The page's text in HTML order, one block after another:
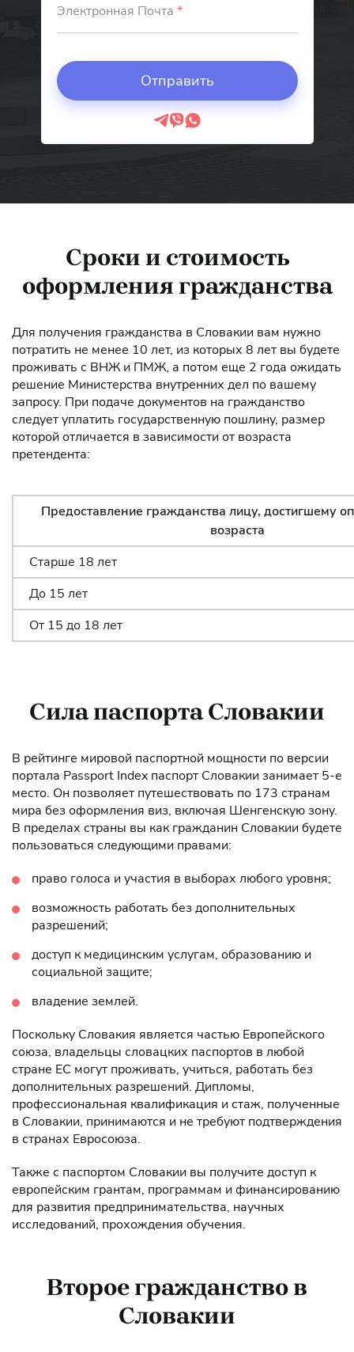
Электронная Почта *
Сроки и стоимость
оформления гражданства
Для получения гражданства в Словакии вам нужно
потратить не менее 10 лет, из которых 8 лет вы будете
проживать с ВНЖ и ПМЖ, а потом еще 2 года ожидать
решение Министерства внутренних дел по вашему
запросу. При подаче документов на гражданство
следует уплатить государственную пошлину, размер
которой отличается в зависимости от возраста
претендента:
Предоставление гражданства лицу, достигшему
возраста
Старше 18 лет
До 15 лет
От 15 до 18 лет
Сила паспорта Словакии
В рейтинге мировой паспортной мощности по версии
портала Passport Index паспорт Словакии занимает 5-е
место. Он позволяет путешествовать по 173 странам
мира без оформления виз, включая Шенгенскую зону.
В пределах страны вы как гражданин Словакии будете
пользоваться следующими правами:
право голоса и участия в выборах любого уровня;
возможность работать без дополнительных
разрешений;
доступ к медицинским услугам, образованию и
социальной защите;
владение землей.
Поскольку Словакия является частью Европейского
союза, владельцы словацких паспортов в любой
стране ЕС могут проживать, учиться, работать без
дополнительных разрешений. Дипломы,
профессиональная квалификация и стаж, полученные
в Словакии, принимаются и не требуют подтверждения
в странах Евросоюза.
Также с паспортом Словакии вы получите доступ к
европейским грантам, программам и финансированию
для развития предпринимательства, научных
исследований, прохождения обучения.
Второе гражданство в
Словакии